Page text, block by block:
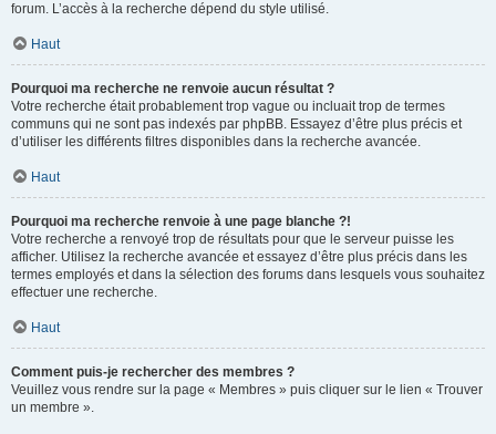
forum. L’accès à la recherche dépend du style utilisé.
Haut
Pourquoi ma recherche ne renvoie aucun résultat ?
Votre recherche était probablement trop vague ou incluait trop de termes
communs qui ne sont pas indexés par phpBB. Essayez d’être plus précis et
d’utiliser les différents filtres disponibles dans la recherche avancée.
Haut
Pourquoi ma recherche renvoie à une page blanche ?!
Votre recherche a renvoyé trop de résultats pour que le serveur puisse les
afficher. Utilisez la recherche avancée et essayez d’être plus précis dans les
termes employés et dans la sélection des forums dans lesquels vous souhaitez
effectuer une recherche.
Haut
Comment puis-je rechercher des membres ?
Veuillez vous rendre sur la page « Membres » puis cliquer sur le lien « Trouver
un membre ».